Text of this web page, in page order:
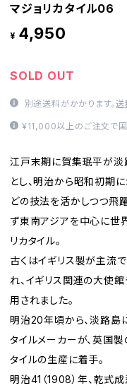
マジョリカタイル06
¥ 4,950
SOLD OUT
別途送料がかかります。送
¥11,000以上のご注文で国
江戸末期に賀集珉平が淡
とし、明治から昭和初期
どの技法を活かしつつ飛
ず東南アジアを中心に世
リカタイル。
古くはイギリス製が主流
れ、イギリス関連の大使
用されました。
明治20年頃から、淡路島
タイルメーカーが、英国
タイルの生産に着手。
明治41（1908）年、乾式